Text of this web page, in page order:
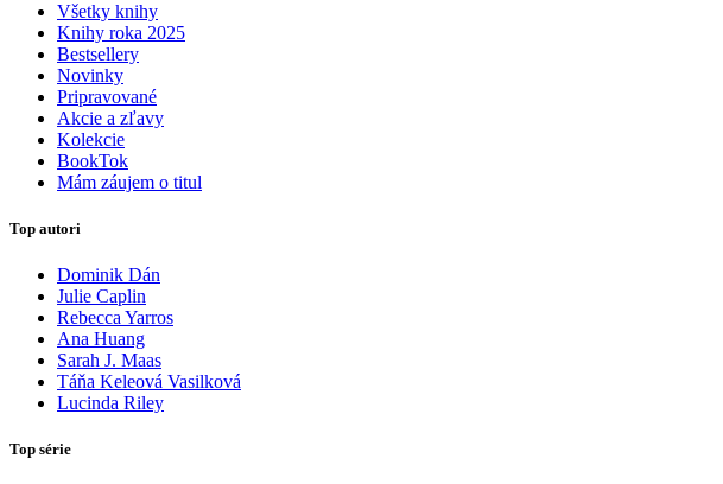
Všetky knihy
Knihy roka 2025
Bestsellery
Novinky
Pripravované
Akcie a zľavy
Kolekcie
BookTok
Mám záujem o titul
Top autori
Dominik Dán
Julie Caplin
Rebecca Yarros
Ana Huang
Sarah J. Maas
Táňa Keleová Vasilková
Lucinda Riley
Top série